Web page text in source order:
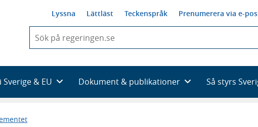
Lyssna Lättläst Teckenspråk Prenumerera via e-
du
skriva
framträder
en
& EU Dokument & publikationer Så styrs